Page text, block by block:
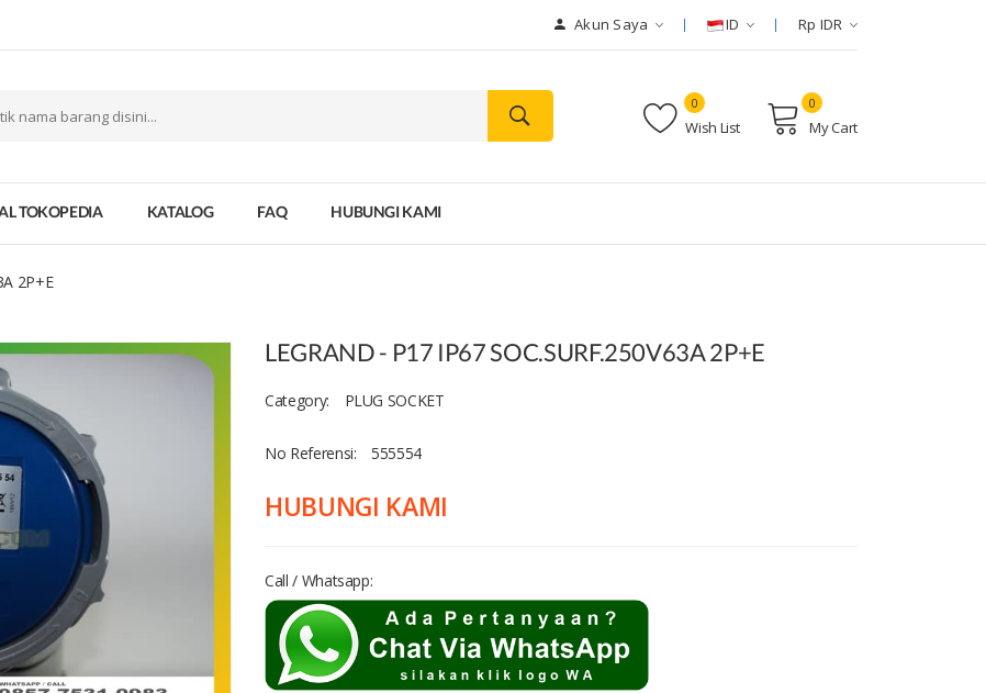
Akun Saya ID Rp IDR
Wish List
0
My Cart
0
TOKOPEDIA KATALOG FAQ HUBUNGI KAMI
2P+E
LEGRAND - P17 IP67 SOC.SURF.250V63A 2P+E
Category: PLUG SOCKET
No Referensi: 555554
HUBUNGI KAMI
Call / Whatsapp: